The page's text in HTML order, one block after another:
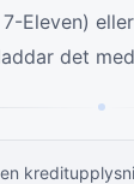
Eleven)
det